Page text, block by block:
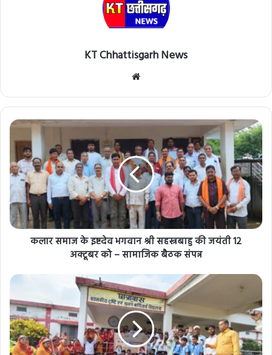
KT Chhattisgarh News
कलार समाज के इष्टदेव भगवान श्री सहस्त्रबाहु की जयंती 12
अक्टूबर को – सामाजिक बैठक संपन्न